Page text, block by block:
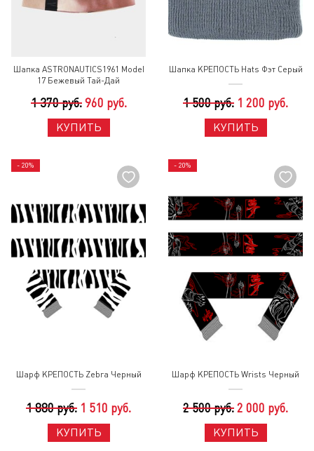
Шапка ASTRONAUTICS1961 Model
17 Бежевый Тай-Дай
1 370 руб. 960 руб.
КУПИТЬ
Шапка КРЕПОСТЬ Hats Фэт Серый
1 500 руб. 1 200 руб.
КУПИТЬ
- 20%
Шарф КРЕПОСТЬ Zebra Черный
1 880 руб. 1 510 руб.
КУПИТЬ
- 20%
Шарф КРЕПОСТЬ Wrists Черный
2 500 руб. 2 000 руб.
КУПИТЬ